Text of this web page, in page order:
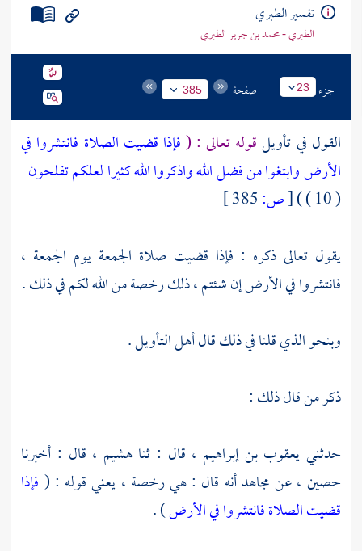
تفسير الطبري
الطبري - محمد بن جرير الطبري
جزء 23 صفحة 385
القول في تأويلقوله تعالى : (فإذا قضيت الصلاة فانتشروا في
الأرض وابتغوا من فضل الله واذكروا الله كثيرا لعلكم تفلحون
( 10 ) )
[ص:
يقول تعالى ذكره : فإذا قضيت صلاة الجمعة يوم الجمعة ،
فانتشروا في الأرض إن شئتم ، ذلك رخصة من الله لكم في ذلك .
وبنحو الذي قلنا في ذلك قال أهل التأويل .
ذكر من قال ذلك :
حدثني يعقوب بن إبراهيم ، قال : ثناهشيم ، قال : أخبرنا
حصين ،عنمجاهدأنه قال : هي رخصة ، يعني قوله : ( فإذا
قضيت الصلاة فانتشروا في الأرض) .